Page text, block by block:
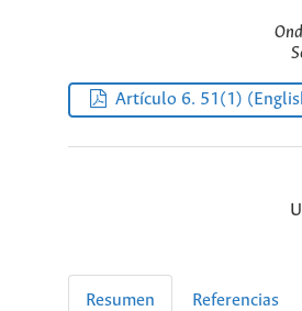
Artículo 6. 51(1)
Resumen Referencias